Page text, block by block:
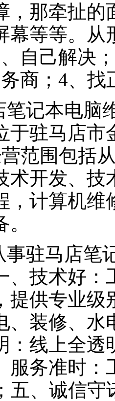
，那牵扯的
幕等等。从
自己解决
商；4、找
记本电脑
于驻马店
范围包括
术开发、技
，计算机维
事驻马店笔
、技术好
提供专业级
、装修、
：线上全
服务准时：
五、诚信